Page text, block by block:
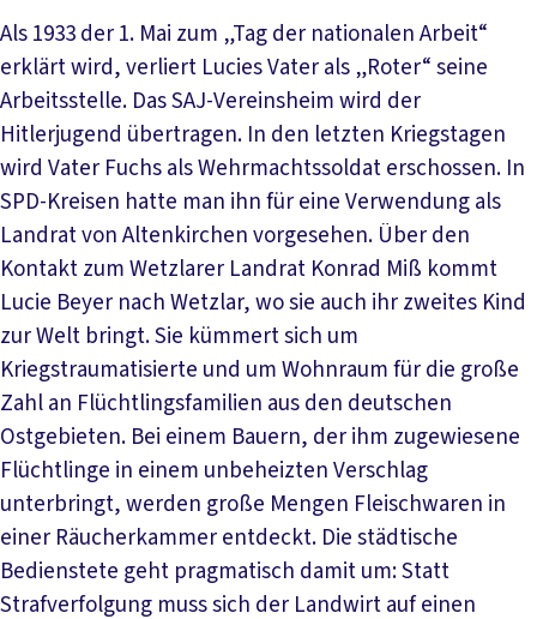
Als 1933 der 1. Mai zum „Tag der nationalen Arbeit“
erklärt wird, verliert Lucies Vater als „Roter“ seine
Arbeitsstelle. Das SAJ-Vereinsheim wird der
Hitlerjugend übertragen. In den letzten Kriegstagen
wird Vater Fuchs als Wehrmachtssoldat erschossen. In
SPD-Kreisen hatte man ihn für eine Verwendung als
Landrat von Altenkirchen vorgesehen. Über den
Kontakt zum Wetzlarer Landrat Konrad Miß kommt
Lucie Beyer nach Wetzlar, wo sie auch ihr zweites Kind
zur Welt bringt. Sie kümmert sich um
Kriegstraumatisierte und um Wohnraum für die große
Zahl an Flüchtlingsfamilien aus den deutschen
Ostgebieten. Bei einem Bauern, der ihm zugewiesene
Flüchtlinge in einem unbeheizten Verschlag
unterbringt, werden große Mengen Fleischwaren in
einer Räucherkammer entdeckt. Die städtische
Bedienstete geht pragmatisch damit um: Statt
Strafverfolgung muss sich der Landwirt auf einen